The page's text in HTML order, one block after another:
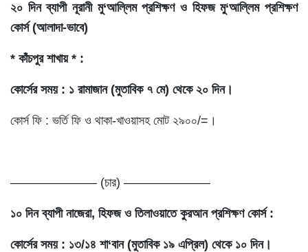
২০ দিন ব্যাপী নূরানী মু‘আল্লিম প্রশিক্ষণ ও হিফজ ‍মু‘আল্লিম প্রশিক্ষণ
কোর্স (আলাদা-ভাবে)
* কাঁচপুর শাখায় * :
কোর্সের সময় : ১ রামাজান (মুতাবিক ৭ মে) থেকে ২০ দিন।
কোর্স ফি : ভর্তি ফি ও থাকা-খাওয়াসহ মোট ২৯০০/=।
——————— (চার) ———————
১০ দিন ব্যাপী নাজেরা, হিফজ ও তিলাওয়াতে কুরআন প্রশিক্ষণ কোর্স :
কোর্সের সময় : ১৩/১৪ শা‘বান (মুতাবিক ১৯ এপ্রিল) থেকে ১০ দিন।